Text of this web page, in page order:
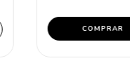
COMPRAR